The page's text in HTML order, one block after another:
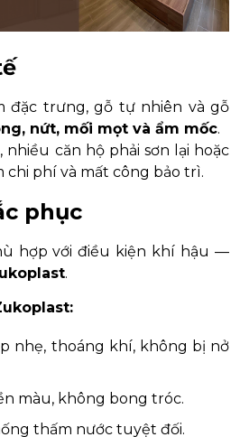
đặc trưng, gỗ tự nhiên và gỗ
nứt, mối mọt và ẩm mốc.
nhiều căn hộ phải sơn lại hoặc
chi phí và mất công bảo trì.
phục
hợp với điều kiện khí hậu —
.
nhẹ, thoáng khí, không bị nở
màu, không bong tróc.
thấm nước tuyệt đối.